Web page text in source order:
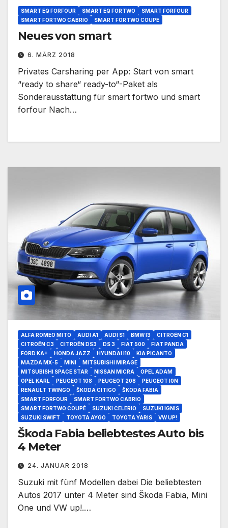
SMART EQ FORFOUR SMART EQ FORTWO
SMART FORFOUR
SMART FORTWO CABRIO
SMART FORTWO COUPÉ
Neues von smart
6. MÄRZ 2018
Privates Carsharing per App: Start von smart
“ready to share“ ready-to“-Paket als
Sonderausstattung für smart fortwo und smart
forfour Nach…
ALFA ROMEO MITO AUDI A1 AUDI S1 BMW I3
CITROËN C1
CITROËN C3
CITROËN DS3 DS 3 FIAT 500
FIAT PANDA
FORD KA+
HONDA JAZZ HYUNDAI I10
KIA PICANTO
MAZDA MX-5
MINI
MITSUBISHI MIRAGE
MITSUBISHI SPACE STAR
NISSAN MICRA
OPEL ADAM
OPEL KARL
PEUGEOT 108 PEUGEOT 208
PEUGEOT I0N
RENAULT TWINGO
ŠKODA CITIGO
ŠKODA FABIA
SMART FORFOUR
SMART FORTWO CABRIO
SMART FORTWO COUPÉ
SUZUKI CELERIO
SUZUKI IGNIS
SUZUKI SWIFT
TOYOTA AYGO TOYOTA YARIS VW UP!
Škoda Fabia beliebtestes Auto bis
4 Meter
24. JANUAR 2018
Suzuki mit fünf Modellen dabei Die beliebtesten
Autos 2017 unter 4 Meter sind Škoda Fabia, Mini
One und VW up!.…